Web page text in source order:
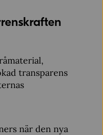
transparens
när den nya